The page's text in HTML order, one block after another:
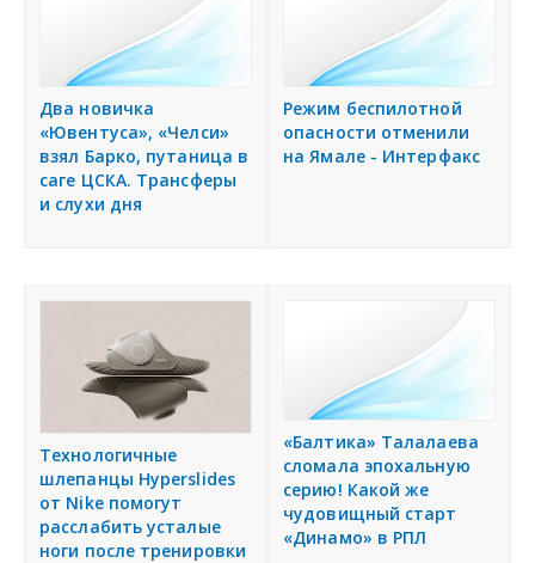
Два новичка
«Ювентуса», «Челси»
взял Барко, путаница в
саге ЦСКА. Трансферы
и слухи дня
Режим беспилотной
опасности отменили
на Ямале - Интерфакс
Технологичные
шлепанцы Hyperslides
от Nike помогут
расслабить усталые
ноги после тренировки
«Балтика» Талалаева
сломала эпохальную
серию! Какой же
чудовищный старт
«Динамо» в РПЛ